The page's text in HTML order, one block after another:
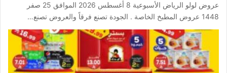
عروض لولو الرياض الأسبوعية 8 أغسطس 2026 الموافق 25 صفر
1448 عروض المطبخ الخاصة . الجودة تصنع فرقاً والعروض تصنع…